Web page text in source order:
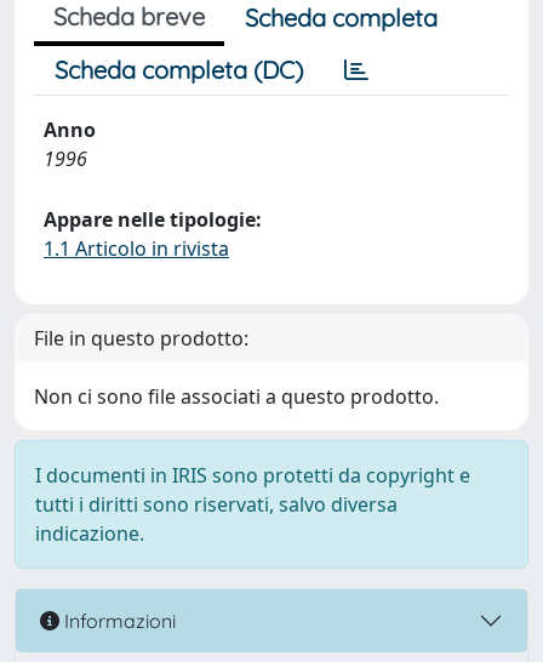
Scheda breve
Scheda completa
Scheda completa (DC)
Anno
1996
Appare nelle tipologie:
1.1 Articolo in rivista
File in questo prodotto:
Non ci sono file associati a questo prodotto.
I documenti in IRIS sono protetti da copyright e
tutti i diritti sono riservati, salvo diversa
indicazione.
Informazioni